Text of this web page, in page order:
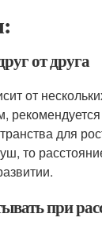
от друга
от
для
то
при